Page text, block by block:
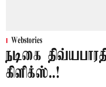
Webstories
நடிகை
கிளிக்ஸ்..!